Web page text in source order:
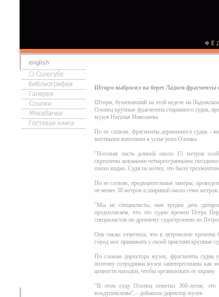
english
Шторм выбросил на берег Ладоги фрагменты
Шторм, бушевавший на этой неделе на Ладожском
Олонец крупные фрагменты старинного судна,
музея Наталья Николаева.
По ее словам, фрагменты деревянного судна -
местными жителями в устье реки Олонка.
"Носовая часть длиной около 15 метров
скреплены коваными четырехгранными
плохо видно. Судя по всему, это было
По ее словам, предварительные замеры,
не менее 30 метров и шириной около семи метров.
"Мы не специалисты, нам трудно дать
предполагаем, что это судно времен Петра
специалистов по древнему судостроению из
Она также отметила, что в петровские
город мог принимать у своей пристани крупные
По словам директора музея, фрагменты судна
поэтому сотрудники музея заинтересованы как
ценности находки, чтобы организовать ее охрану.
"В этом году Олонец отметил 360-летие,
воодушевлены", - добавила директор музея.